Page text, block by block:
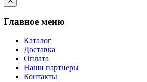
Главное меню
Каталог
Доставка
Оплата
Наши партнеры
Контакты